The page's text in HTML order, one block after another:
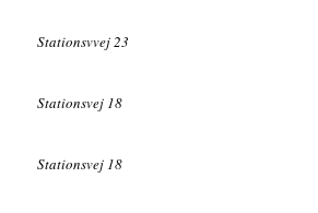
Stationsvvej 23
Stationsvej 18
Stationsvej 18